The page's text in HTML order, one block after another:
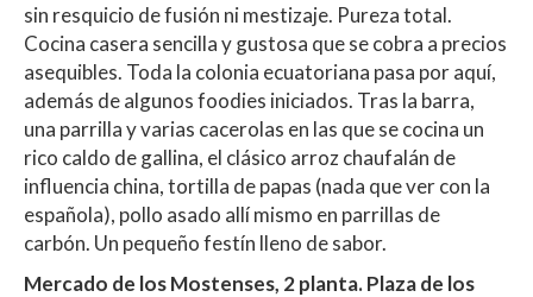
sin resquicio de fusión ni mestizaje. Pureza total.
Cocina casera sencilla y gustosa que se cobra a precios
asequibles. Toda la colonia ecuatoriana pasa por aquí,
además de algunos foodies iniciados. Tras la barra,
una parrilla y varias cacerolas en las que se cocina un
rico caldo de gallina, el clásico arroz chaufalán de
influencia china, tortilla de papas (nada que ver con la
española), pollo asado allí mismo en parrillas de
carbón. Un pequeño festín lleno de sabor.
Mercado de los Mostenses, 2 planta. Plaza de los